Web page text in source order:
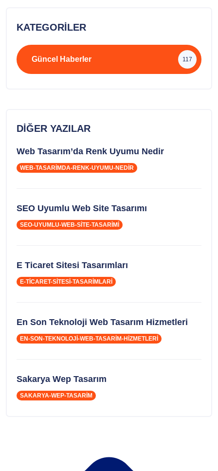
KATEGORILER
Güncel Haberler 117
DIĞER YAZILAR
Web Tasarım’da Renk Uyumu Nedir
WEB-TASARIMDA-RENK-UYUMU-NEDIR
SEO Uyumlu Web Site Tasarımı
SEO-UYUMLU-WEB-SITE-TASARIMI
E Ticaret Sitesi Tasarımları
E-TICARET-SITESI-TASARIMLARI
En Son Teknoloji Web Tasarım Hizmetleri
EN-SON-TEKNOLOJI-WEB-TASARIM-HIZMETLERI
Sakarya Wep Tasarım
SAKARYA-WEP-TASARIM